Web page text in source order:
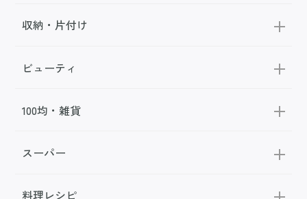
収納・片付け
ビューティ
100均・雑貨
スーパー
料理レシピ